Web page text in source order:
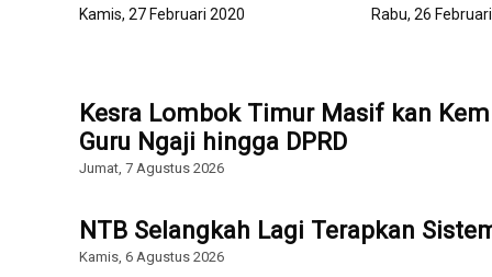
Kamis, 27 Februari 2020 Rabu, 26
Kesra Lombok Timur Masif kan
Guru Ngaji hingga DPRD
Jumat, 7 Agustus 2026
NTB Selangkah Lagi Terapkan
Kamis, 6 Agustus 2026